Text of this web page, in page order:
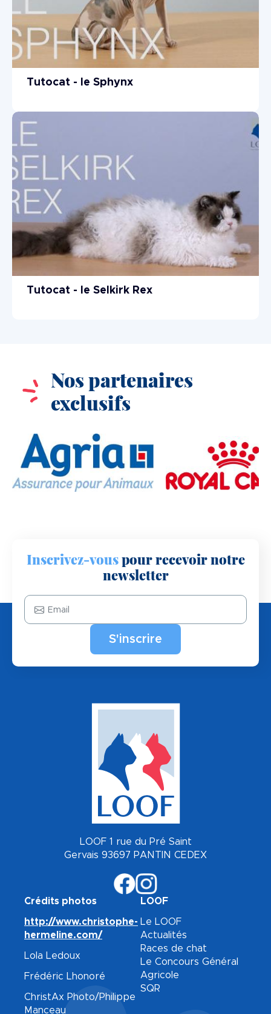
Tutocat - le Sphynx
Tutocat - le Selkirk Rex
Nos partenaires
exclusifs
Inscrivez-vouspour recevoir notre
newsletter
LOOF 1 rue du Pré Saint
Gervais 93697 PANTIN CEDEX
Crédits photos
http://www.christophe-
hermeline.com/
Lola Ledoux
Frédéric Lhonoré
ChristAx Photo/Philippe
Manceau
LOOF
Le LOOF
Actualités
Races de chat
Le Concours Général
Agricole
SQR